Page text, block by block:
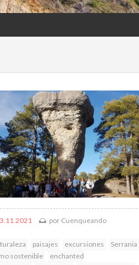
por Cuenqueando
paisajes excursiones
Serrania
sostenible
enchanted